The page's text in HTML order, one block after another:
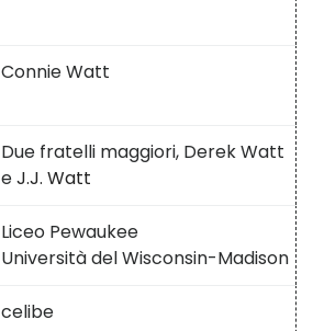
Connie Watt
Due fratelli maggiori, Derek Watt
eJ.J. Watt
Liceo Pewaukee
Università del Wisconsin-Madison
celibe